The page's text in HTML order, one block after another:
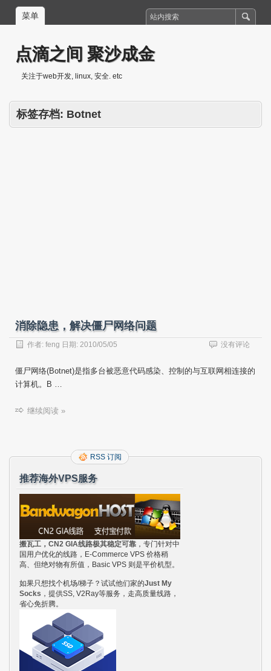
菜单
点滴之间 聚沙成金
关注于web开发, linux, 安全. etc
标签存档: Botnet
消除隐患，解决僵尸网络问题
作者: feng 日期: 2010/05/05 没有评论
僵尸网络(Botnet)是指多台被恶意代码感染、控制的与互联网相连接的
计算机。B …
继续阅读 »
RSS 订阅
推荐海外VPS服务
搬瓦工，CN2 GIA线路极其稳定可靠 ，专门针对中
国用户优化的线路，E-Commerce VPS 价格稍
高、但绝对物有所值，Basic VPS 则是平价机型。
如果只想找个机场/梯子？试试他们家的Just My
Socks ，提供SS, V2Ray等服务，走高质量线路，
省心免折腾。